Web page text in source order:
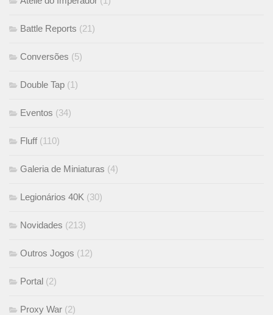
Battle Reports (21)
Conversões (5)
Double Tap (1)
Eventos (34)
Fluff (110)
Galeria de Miniaturas (4)
Legionários 40K (30)
Novidades (213)
Outros Jogos (12)
Portal (2)
Proxy War (2)